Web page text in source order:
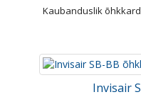
Kaubanduslik
Invisair